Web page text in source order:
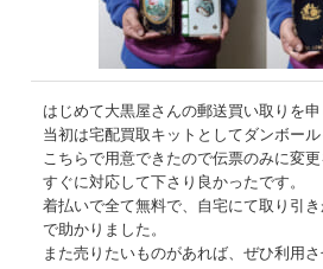
はじめて大黒屋さんの郵送買い取りを申
当初は宅配買取キットとしてダンボール
こちらで用意できたので伝票のみに変更
すぐに対応して下さり良かったです。
着払いで全て無料で、自宅にて取り引
で助かりました。
また売りたいものがあれば、ぜひ利用